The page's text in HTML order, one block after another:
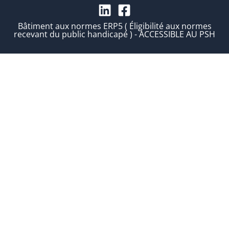
Bâtiment aux normes ERP5 ( Éligibilité aux normes
recevant du public handicapé ) - ACCESSIBLE AU PSH